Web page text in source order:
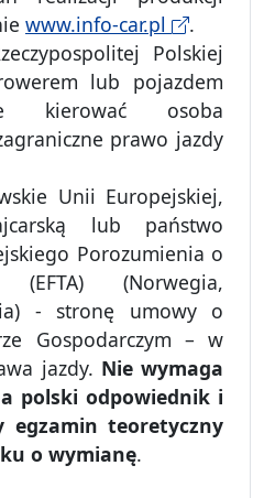
www.info-car.pl
.
Polskiej
lub pojazdem
kierować osoba
prawo jazdy
Unii Europejskiej,
lub państwo
Porozumienia o
(Norwegia,
- stronę umowy o
Gospodarczym – w
jazdy. Nie wymaga
polski odpowiednik i
egzamin teoretyczny
o wymianę.